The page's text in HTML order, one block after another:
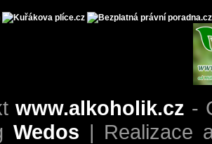
www.alkoholik.cz -
Wedos | Realizace